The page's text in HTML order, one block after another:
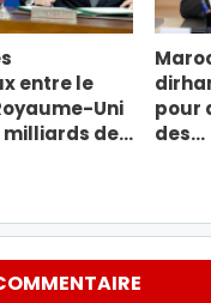
entre le
Uni
milliards de…
pour
des…